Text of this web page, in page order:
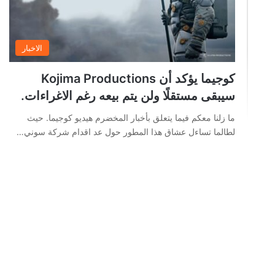
الاخبار
كوجيما يؤكد أن Kojima Productions
سيبقى مستقلًا ولن يتم بيعه رغم الاغراءات.
ما زلنا معكم فيما يتعلق بأخبار المخضرم هيديو كوجيما. حيث
لطالما تساءل عشاق هذا المطور حول عد اقدام شركة سوني…